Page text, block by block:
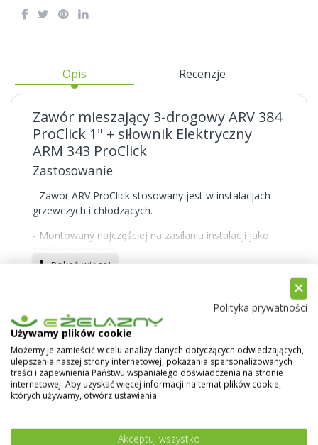
Opis Recenzje
Zawór mieszający 3-drogowy ARV 384
ProClick 1" + siłownik Elektryczny
ARM 343 ProClick
Zastosowanie
- Zawór ARV ProClick stosowany jest w instalacjach
grzewczych i chłodzących.
- Montowany najczęściej na zasilaniu instalacji jako
- Miesza w odpowiednich proporcjach strumienie
czynnika, by uzyskać wymaganą temperaturę.
Opis
- Wyposażony w siłownik elektryczny ARM ProClick,
zautomatyzuje pracę zaworu.
Pokaż więcej
Polityka prywatności
Używamy plików cookie
Możemy je zamieścić w celu analizy danych dotyczących odwiedzających,
ulepszenia naszej strony internetowej, pokazania spersonalizowanych
treści i zapewnienia Państwu wspaniałego doświadczenia na stronie
internetowej. Aby uzyskać więcej informacji na temat plików cookie,
których używamy, otwórz ustawienia.
Akceptuj wszystko